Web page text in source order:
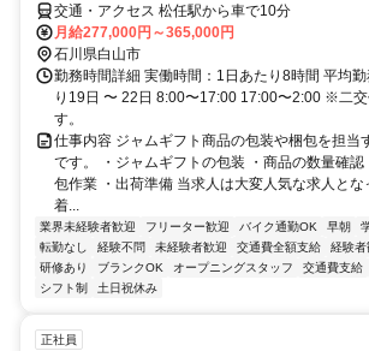
交通・アクセス 松任駅から車で10分
月給277,000円～365,000円
石川県白山市
勤務時間詳細 実働時間：1日あたり8時間 平均
り19日 〜 22日 8:00〜17:00 17:00〜2:00 ※二交
す。
仕事内容 ジャムギフト商品の包装や梱包を担当
です。 ・ジャムギフトの包装 ・商品の数量確認
包作業 ・出荷準備 当求人は大変人気な求人と
着...
業界未経験者歓迎 フリーター歓迎 バイク通勤OK 早朝
転勤なし
経験不問 未経験者歓迎 交通費全額支給 経験者
研修あり
ブランクOK オープニングスタッフ 交通費支給
シフト制
土日祝休み
正社員